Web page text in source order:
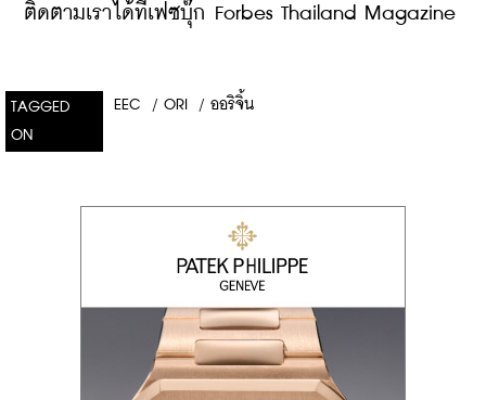
ติดตามเราได้ที่เฟซบุ๊ก Forbes Thailand Magazine
TAGGED
ON
EEC / ORI / ออริจิ้น